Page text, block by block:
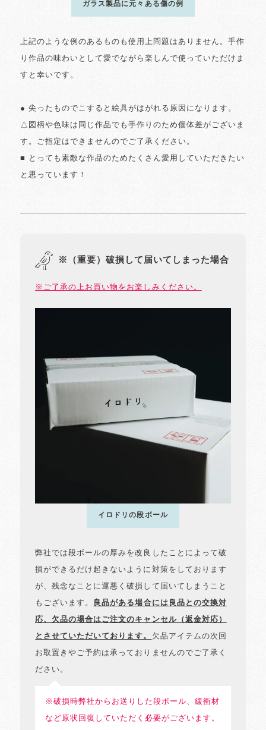
ガラス製品に元々ある傷の例
上記のような例のあるものも使用上問題はありません。手作
り作品の味わいとして愛でながら楽しんで使っていただけま
すと幸いです。
● 尖ったものでこすると絵具がはがれる原因になります。
△図柄や色味は同じ作品でも手作りのため個体差がございま
す。ご指定はできませんのでご了承ください。
■ とっても素敵な作品のためたくさん愛用していただきたい
と思っています！
※（重要）破損して届いてしまった場合
※ご了承の上お買い物をお楽しみください。
イロドリの段ボール
弊社では段ボールの厚みを改良したことによって破
損ができるだけ起きないように対策をしております
が、残念なことに運悪く破損して届いてしまうこと
もございます。 良品がある場合には良品との交換対
応、欠品の場合はご注文のキャンセル（返金対応）
とさせていただいております。 欠品アイテムの次回
お取置きやご予約は承っておりませんのでご了承く
ださい。
※破損時弊社からお送りした段ボール、緩衝材
など原状回復していただく必要がございます。